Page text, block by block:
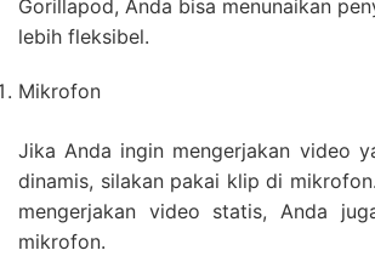
Gorillapod, Anda bisa menunaikan
lebih fleksibel.
Mikrofon
Jika Anda ingin mengerjakan video
dinamis, silakan pakai klip di
mengerjakan video statis, Anda
mikrofon.